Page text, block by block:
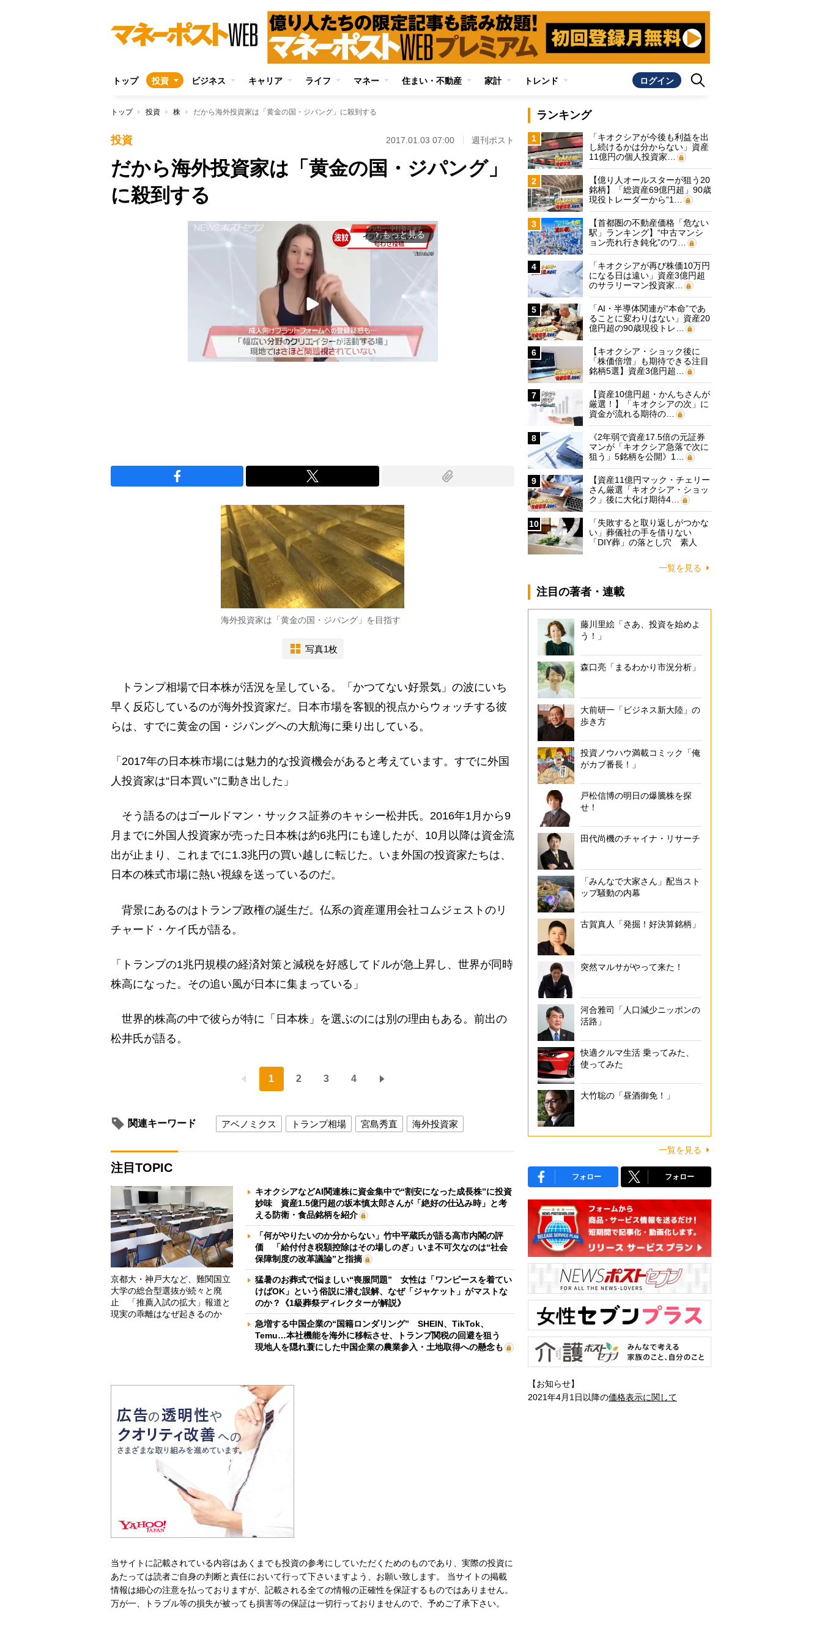
トップ 投資 ビジネス キャリア ライフ マネー 住まい・不動産 家計 トレンド ログイン
トップ 投資 株 だから海外投資家は「黄金の国・ジパング」に殺到する
投資 2017.01.03 07:00 週刊ポスト
だから海外投資家は「黄金の国・ジパング」
に殺到する
arrow_forward_ios もっと見る
海外投資家は「黄金の国・ジパング」を目指す
写真1枚
トランプ相場で日本株が活況を呈している。「かつてない好景気」の波にいち
早く反応しているのが海外投資家だ。日本市場を客観的視点からウォッチする彼
らは、すでに黄金の国・ジパングへの大航海に乗り出している。
「2017年の日本株市場には魅力的な投資機会があると考えています。すでに外国
人投資家は“日本買い”に動き出した」
そう語るのはゴールドマン・サックス証券のキャシー松井氏。2016年1月から9
月までに外国人投資家が売った日本株は約6兆円にも達したが、10月以降は資金流
出が止まり、これまでに1.3兆円の買い越しに転じた。いま外国の投資家たちは、
日本の株式市場に熱い視線を送っているのだ。
背景にあるのはトランプ政権の誕生だ。仏系の資産運用会社コムジェストのリ
チャード・ケイ氏が語る。
「トランプの1兆円規模の経済対策と減税を好感してドルが急上昇し、世界が同時
株高になった。その追い風が日本に集まっている」
世界的株高の中で彼らが特に「日本株」を選ぶのには別の理由もある。前出の
松井氏が語る。
1 2 3 4
関連キーワード アベノミクス トランプ相場 宮島秀直 海外投資家
注目TOPIC
京都大・神戸大など、難関国立
大学の総合型選抜が続々と廃
止 「推薦入試の拡大」報道と
現実の乖離はなぜ起きるのか
キオクシアなどAI関連株に資金集中で“割安になった成長株”に投資
妙味 資産1.5億円超の坂本慎太郎さんが「絶好の仕込み時」と考
える防衛・食品銘柄を紹介
「何がやりたいのか分からない」竹中平蔵氏が語る高市内閣の評
価 「給付付き税額控除はその場しのぎ」いま不可欠なのは“社会
保障制度の改革議論”と指摘
猛暑のお葬式で悩ましい“喪服問題” 女性は「ワンピースを着てい
けばOK」という俗説に潜む誤解、なぜ「ジャケット」がマストな
のか？《1級葬祭ディレクターが解説》
急増する中国企業の“国籍ロンダリング” SHEIN、TikTok、
Temu…本社機能を海外に移転させ、トランプ関税の回避を狙う
現地人を隠れ蓑にした中国企業の農業参入・土地取得への懸念も
当サイトに記載されている内容はあくまでも投資の参考にしていただくためのものであり、実際の投資に
あたっては読者ご自身の判断と責任において行って下さいますよう、お願い致します。 当サイトの掲載
情報は細心の注意を払っておりますが、記載される全ての情報の正確性を保証するものではありません。
万が一、トラブル等の損失が被っても損害等の保証は一切行っておりませんので、予めご了承下さい。
ランキング
1
「キオクシアが今後も利益を出
し続けるかは分からない」資産
11億円の個人投資家…
2
【億り人オールスターが狙う20
銘柄】「総資産69億円超」90歳
現役トレーダーから“1…
3
【首都圏の不動産価格「危ない
駅」ランキング】“中古マンシ
ョン売れ行き鈍化”のワ…
4
「キオクシアが再び株価10万円
になる日は遠い」資産3億円超
のサラリーマン投資家…
5
「AI・半導体関連が“本命”であ
ることに変わりはない」資産20
億円超の90歳現役トレ…
6
【キオクシア・ショック後に
「株価倍増」も期待できる注目
銘柄5選】資産3億円超…
7
【資産10億円超・かんちさんが
厳選！】「キオクシアの次」に
資金が流れる期待の…
8
《2年弱で資産17.5倍の元証券
マンが「キオクシア急落で次に
狙う」5銘柄を公開》1…
9
【資産11億円マック・チェリー
さん厳選「キオクシア・ショッ
ク」後に大化け期待4…
10
「失敗すると取り返しがつかな
い」葬儀社の手を借りない
「DIY葬」の落とし穴 素人
一覧を見る
注目の著者・連載
藤川里絵「さあ、投資を始めよ
う！」
森口亮「まるわかり市況分析」
大前研一「ビジネス新大陸」の
歩き方
投資ノウハウ満載コミック「俺
がカブ番長！」
戸松信博の明日の爆騰株を探
せ！
田代尚機のチャイナ・リサーチ
「みんなで大家さん」配当スト
ップ騒動の内幕
古賀真人「発掘！好決算銘柄」
突然マルサがやって来た！
河合雅司「人口減少ニッポンの
活路」
快適クルマ生活 乗ってみた、
使ってみた
大竹聡の「昼酒御免！」
一覧を見る
フォロー フォロー
【お知らせ】
2021年4月1日以降の価格表示に関して